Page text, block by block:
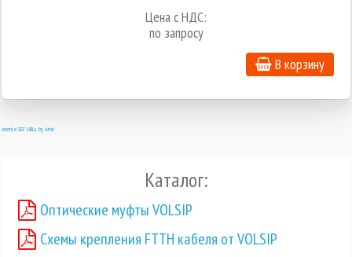
Цена с НДС:
по запросу
В корзину
Joomla SEF URLs by Artio
Каталог:
Оптические муфты VOLSIP
Схемы крепления FTTH кабеля от VOLSIP